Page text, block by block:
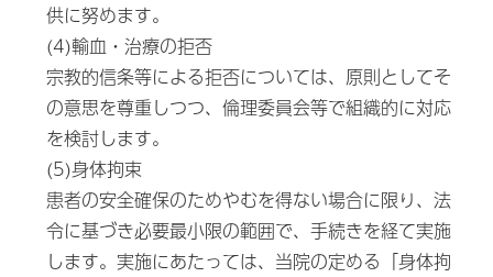
供に努めます。
(4)輸血・治療の拒否
宗教的信条等による拒否については、原則としてそ
の意思を尊重しつつ、倫理委員会等で組織的に対応
を検討します。
(5)身体拘束
患者の安全確保のためやむを得ない場合に限り、法
令に基づき必要最小限の範囲で、手続きを経て実施
します。実施にあたっては、当院の定める「身体拘